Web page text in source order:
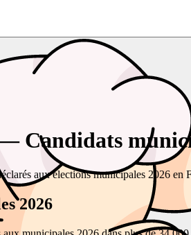
Candidats
aux élections municipales 2026
2026